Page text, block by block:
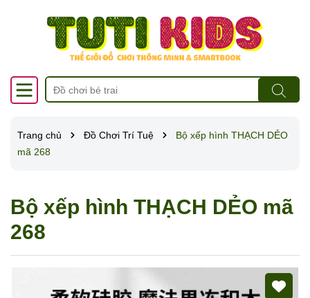
Trang chủ Đồ Chơi Trí Tuệ
Bộ xếp hình THẠCH DẺO
mã 268
Bộ xếp hình THẠCH DẺO mã
268